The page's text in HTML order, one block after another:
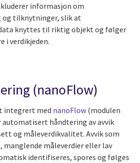
informasjon om
og tilknytninger, slik at
knyttes til riktig objekt og følger
i verdikjeden.
(nanoFlow)
integrert med nanoFlow (modulen
automatisert håndtering av avvik
og måleverdikvalitet. Avvik som
måleverdier eller lav
identifiseres, spores og følges